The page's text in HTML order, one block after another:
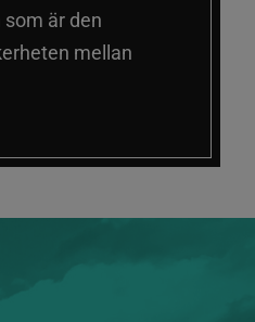
är den
mellan